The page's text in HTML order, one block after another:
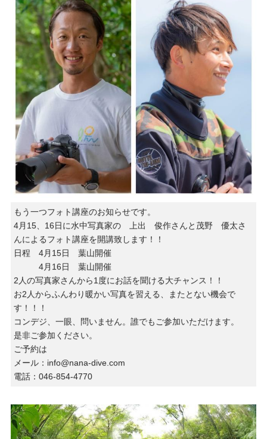
もう一つフォト講座のお知らせです。
4月15、16日に水中写真家の 上出 俊作さんと茂野 優太さ
んによるフォト講座を開講致します！！
日程 4月15日 葉山開催
4月16日 葉山開催
2人の写真家さんから1度にお話を聞ける大チャンス！！
お2人からふんわり暖かい写真を習える、またとない機会で
す！！！
コンデジ、一眼、問いません。誰でもご参加いただけます。
是非ご参加ください。
ご予約は
メール：info@nana-dive.com
電話：046-854-4770